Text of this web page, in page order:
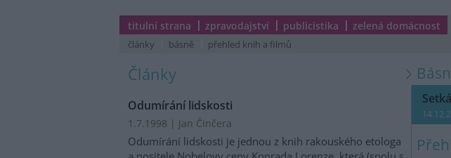
titulní strana zpravodajství publicistika zelená domácnost
články básně přehled knih a filmů
Články
Odumírání lidskosti
1.7.1998 | Jan Činčera
Odumírání lidskosti je jednou z knih rakouského etologa